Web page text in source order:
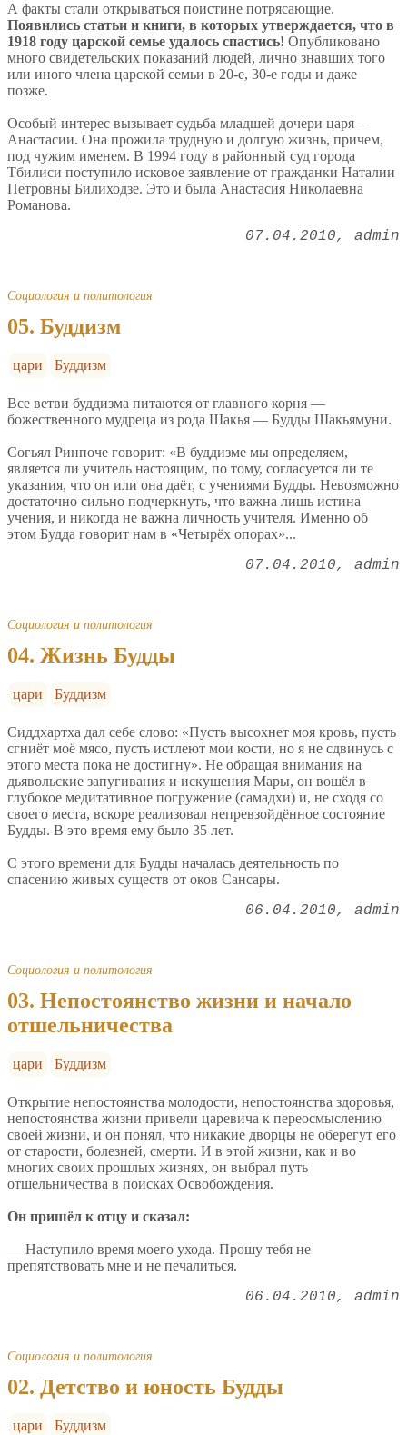
А факты стали открываться поистине потрясающие.
Появились статьи и книги, в которых утверждается, что в
1918 году царской семье удалось спастись! Опубликовано
много свидетельских показаний людей, лично знавших того
или иного члена царской семьи в 20-е, 30-е годы и даже
позже.
Особый интерес вызывает судьба младшей дочери царя –
Анастасии. Она прожила трудную и долгую жизнь, причем,
под чужим именем. В 1994 году в районный суд города
Тбилиси поступило исковое заявление от гражданки Наталии
Петровны Билиходзе. Это и была Анастасия Николаевна
Романова.
07.04.2010 admin
Социология и политология
05. Буддизм
цари Буддизм
Все ветви буддизма питаются от главного корня —
божественного мудреца из рода Шакья — Будды Шакьямуни.
Согьял Ринпоче говорит: «В буддизме мы определяем,
является ли учитель настоящим, по тому, согласуется ли те
указания, что он или она даёт, с учениями Будды. Невозможно
достаточно сильно подчеркнуть, что важна лишь истина
учения, и никогда не важна личность учителя. Именно об
этом Будда говорит нам в «Четырёх опорах»...
07.04.2010 admin
Социология и политология
04. Жизнь Будды
цари Буддизм
Сиддхартха дал себе слово: «Пусть высохнет моя кровь, пусть
сгниёт моё мясо, пусть истлеют мои кости, но я не сдвинусь с
этого места пока не достигну». Не обращая внимания на
дьявольские запугивания и искушения Мары, он вошёл в
глубокое медитативное погружение (самадхи) и, не сходя со
своего места, вскоре реализовал непревзойдённое состояние
Будды. В это время ему было 35 лет.
С этого времени для Будды началась деятельность по
спасению живых существ от оков Сансары.
06.04.2010 admin
Социология и политология
03. Непостоянство жизни и начало
отшельничества
цари Буддизм
Открытие непостоянства молодости, непостоянства здоровья,
непостоянства жизни привели царевича к переосмыслению
своей жизни, и он понял, что никакие дворцы не оберегут его
от старости, болезней, смерти. И в этой жизни, как и во
многих своих прошлых жизнях, он выбрал путь
отшельничества в поисках Освобождения.
Он пришёл к отцу и сказал:
— Наступило время моего ухода. Прошу тебя не
препятствовать мне и не печалиться.
06.04.2010 admin
Социология и политология
02. Детство и юность Будды
цари Буддизм